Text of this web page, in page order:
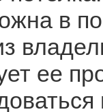
в
ее